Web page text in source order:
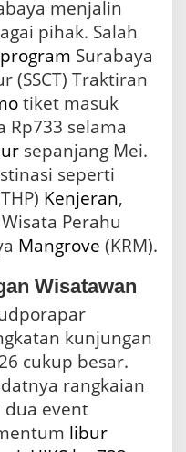
menjalin
pihak. Salah
program Surabaya
(SSCT) Traktiran
tiket masuk
Rp733 selama
sepanjang Mei.
seperti
Kenjeran,
Perahu
Mangrove (KRM).
Wisatawan
kunjungan
cukup besar.
rangkaian
dua event
libur